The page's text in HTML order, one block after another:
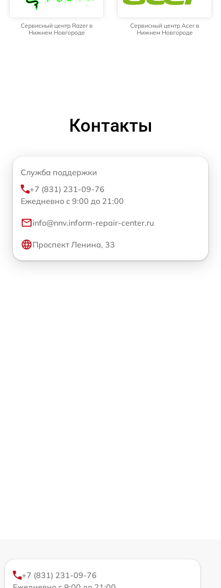
Сервисный центр Razer в
Нижнем Новгороде
Сервисный центр Acer в
Нижнем Новгороде
Контакты
Служба поддержки
+7 (831) 231-09-76
Ежедневно с 9:00 до 21:00
info@nnv.inform-repair-center.ru
Проспект Ленина, 33
+7 (831) 231-09-76